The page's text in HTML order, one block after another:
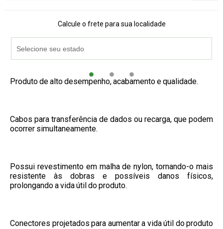
Calcule o frete para sua localidade
Produto de alto desempenho, acabamento e qualidade.
Cabos para transferência de dados ou recarga, que podem
ocorrer simultaneamente.
Possui revestimento em malha de nylon, tornando-o mais
resistente às dobras e possíveis danos físicos,
prolongando a vida útil do produto.
Conectores projetados para aumentar a vida útil do produto